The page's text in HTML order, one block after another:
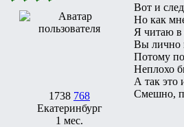
1738 768
Екатеринбург
1 мес.
Вот и
Но как
Я читаю в
Вы лично
Потому
Неплохо
А так это
Смешно,